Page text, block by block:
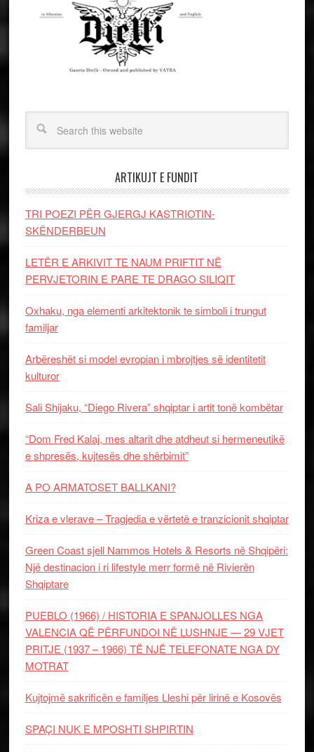
ARTIKUJT E FUNDIT
TRI POEZI PËR GJERGJ KASTRIOTIN-
SKËNDERBEUN
LETËR E ARKIVIT TE NAUM PRIFTIT NË
PERVJETORIN E PARE TE DRAGO SILIQIT
Oxhaku, nga elementi arkitektonik te simboli i trungut
familjar
Arbëreshët si model evropian i mbrojtjes së identitetit
kulturor
Sali Shijaku, “Diego Rivera” shqiptar i artit tonë kombëtar
“Dom Fred Kalaj, mes altarit dhe atdheut si hermeneutikë
e shpresës, kujtesës dhe shërbimit”
A PO ARMATOSET BALLKANI?
Kriza e vlerave – Tragjedia e vërtetë e tranzicionit shqiptar
Green Coast sjell Nammos Hotels & Resorts në Shqipëri:
Një destinacion i ri lifestyle merr formë në Rivierën
Shqiptare
PUEBLO (1966) / HISTORIA E SPANJOLLES NGA
VALENCIA QË PËRFUNDOI NË LUSHNJE — 29 VJET
PRITJE (1937 – 1966) TË NJË TELEFONATE NGA DY
MOTRAT
Kujtojmë sakrificën e familjes Lleshi për lirinë e Kosovës
SPAÇI NUK E MPOSHTI SHPIRTIN